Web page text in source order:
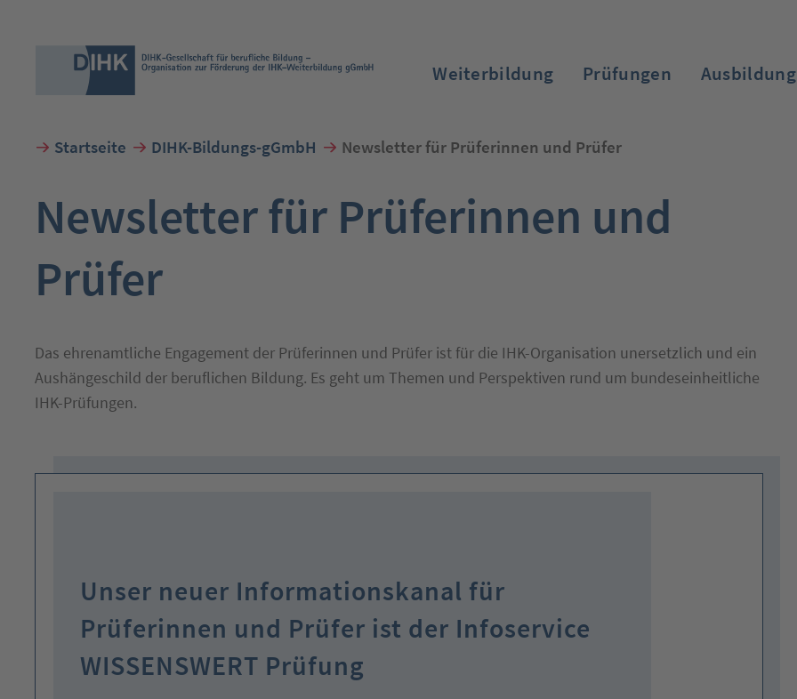
Weiterbildung Prüfungen Ausbildung
Suchbegriff eingeben
Startseite DIHK-Bildungs-gGmbH Newsletter für Prüferinnen und Prüfer
Newsletter für Prüferinnen und
Prüfer
Das ehrenamtliche Engagement der Prüferinnen und Prüfer ist für die IHK-Organisation unersetzlich und ein
Aushängeschild der beruflichen Bildung. Es geht um Themen und Perspektiven rund um bundeseinheitliche
IHK-Prüfungen.
Unser neuer Informationskanal für
Prüferinnen und Prüfer ist der Infoservice
WISSENSWERT Prüfung